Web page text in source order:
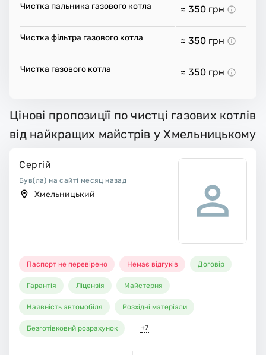
Чистка пальника газового котла ≈ 350 грн
Чистка фільтра газового котла ≈ 350 грн
Чистка газового котла ≈ 350 грн
Цінові пропозиції по чистці газових котлів
від найкращих майстрів у Хмельницькому
Сергій
Був(ла) на сайті месяц назад
Хмельницький
Паспорт не перевірено Немає відгуків Договір
Гарантія Ліцензія Майстерня
Наявність автомобіля Розхідні матеріали
Безготівковий розрахунок +7